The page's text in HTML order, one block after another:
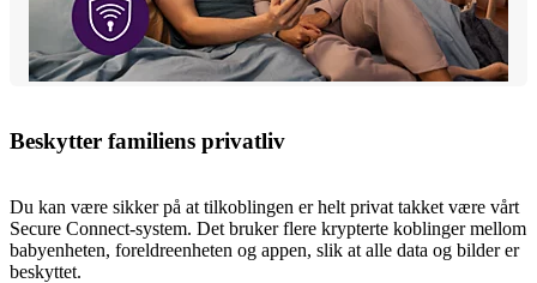
Beskytter familiens privatliv
Du kan være sikker på at tilkoblingen er helt privat takket være vårt
Secure Connect-system. Det bruker flere krypterte koblinger mellom
babyenheten, foreldreenheten og appen, slik at alle data og bilder er
beskyttet.